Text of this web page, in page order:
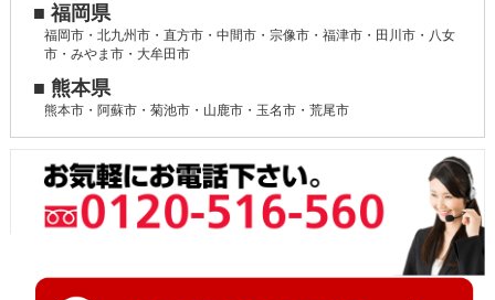
■ 福岡県
福岡市・北九州市・直方市・中間市・宗像市・福津市・田川市・八女
市・みやま市・大牟田市
■ 熊本県
熊本市・阿蘇市・菊池市・山鹿市・玉名市・荒尾市